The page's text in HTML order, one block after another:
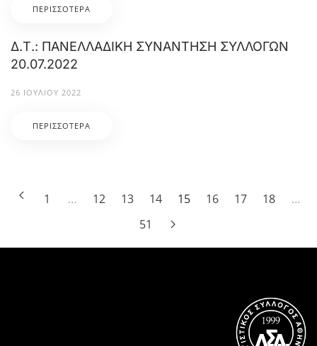
ΠΕΡΙΣΣΌΤΕΡΑ
Δ.Τ.: ΠΑΝΕΛΛΑΔΙΚΗ ΣΥΝΑΝΤΗΣΗ ΣΥΛΛΟΓΩΝ
20.07.2022
26 ΙΟΥΛΊΟΥ 2022
ΠΕΡΙΣΣΌΤΕΡΑ
1 … 12 13 14 15 16 17 18
…
51